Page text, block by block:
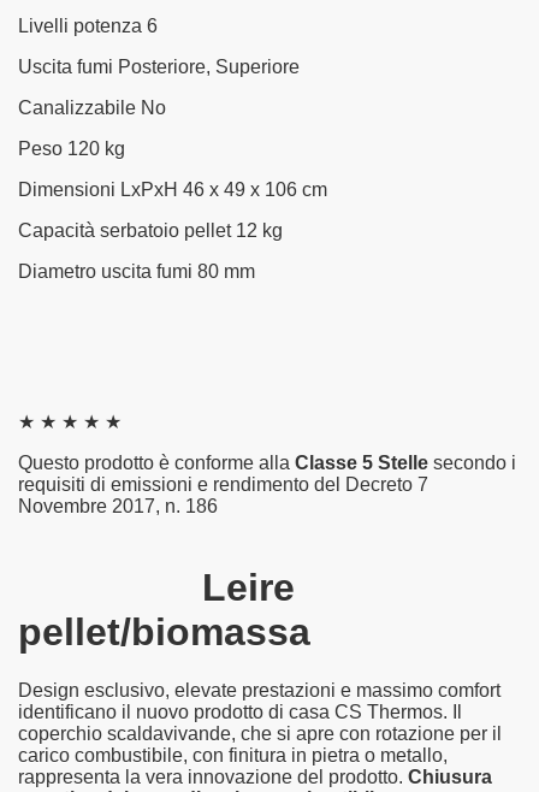
Livelli potenza 6
Uscita fumi Posteriore, Superiore
Canalizzabile No
Peso 120 kg
Dimensioni LxPxH 46 x 49 x 106 cm
Capacità serbatoio pellet 12 kg
Diametro uscita fumi 80 mm
★ ★ ★ ★ ★
Questo prodotto è conforme alla Classe 5 Stelle secondo i
requisiti di emissioni e rendimento del Decreto 7
Novembre 2017, n. 186
Leire
pellet/biomassa
Design esclusivo, elevate prestazioni e massimo comfort
identificano il nuovo prodotto di casa CS Thermos. Il
coperchio scaldavivande, che si apre con rotazione per il
carico combustibile, con finitura in pietra o metallo,
rappresenta la vera innovazione del prodotto. Chiusura